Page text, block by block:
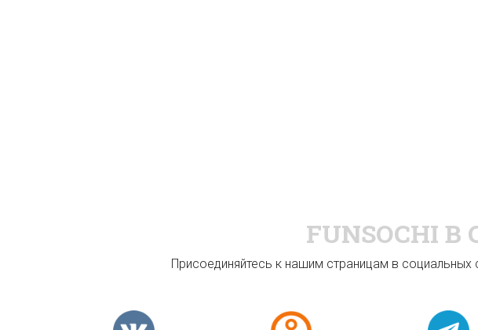
FUNSOCHI В
Присоединяйтесь к нашим страницам в социальных